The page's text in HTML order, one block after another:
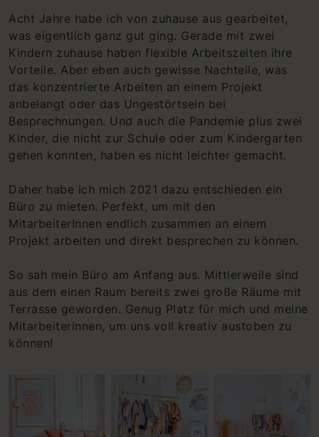
Acht Jahre habe ich von zuhause aus gearbeitet,
was eigentlich ganz gut ging. Gerade mit zwei
Kindern zuhause haben flexible Arbeitszeiten ihre
Vorteile. Aber eben auch gewisse Nachteile, was
das konzentrierte Arbeiten an einem Projekt
anbelangt oder das Ungestörtsein bei
Besprechnungen. Und auch die Pandemie plus zwei
Kinder, die nicht zur Schule oder zum Kindergarten
gehen konnten, haben es nicht leichter gemacht.
Daher habe ich mich 2021 dazu entschieden ein
Büro zu mieten. Perfekt, um mit den
MitarbeiterInnen endlich zusammen an einem
Projekt arbeiten und direkt besprechen zu können.
So sah mein Büro am Anfang aus. Mittlerweile sind
aus dem einen Raum bereits zwei große Räume mit
Terrasse geworden. Genug Platz für mich und meine
Mitarbeiterinnen, um uns voll kreativ austoben zu
können!